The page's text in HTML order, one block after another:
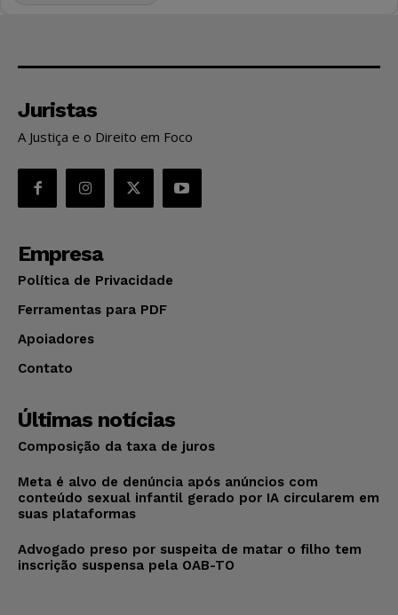
Juristas
A Justiça e o Direito em Foco
Empresa
Política de Privacidade
Ferramentas para PDF
Apoiadores
Contato
Últimas notícias
Composição da taxa de juros
Meta é alvo de denúncia após anúncios com
conteúdo sexual infantil gerado por IA circularem em
suas plataformas
Advogado preso por suspeita de matar o filho tem
inscrição suspensa pela OAB-TO